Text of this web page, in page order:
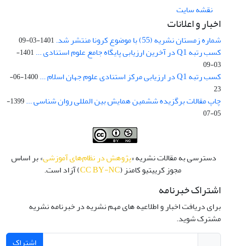
نقشه سایت
اخبار و اعلانات
شماره زمستان نشریه (55) با موضوع کرونا منتشر شد. 1401-03-09
کسب رتبه Q1 در آخرین ارزیابی پایگاه جامع علوم استنادی ...
1401-
03-09
کسب رتبه Q1 در ارزیابی مرکز استنادی علوم جهان اسلام ...
1400-06-
23
چاپ مقالات برگزیده ششمین همایش بین المللی روان شناسی ...
1399-
05-07
دسترسی به مقالات نشریه «پژوهش در نظام‌های آموزشی» بر اساس
مجوز کرییتیو کامنز (CC BY-NC) آزاد است.
اشتراک خبرنامه
برای دریافت اخبار و اطلاعیه های مهم نشریه در خبرنامه نشریه
مشترک شوید.
اشتراک